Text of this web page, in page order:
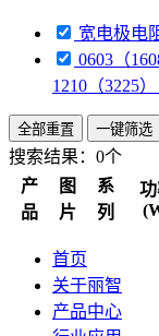
宽电极电
0603（
1210（3225
全部重置 一键筛选
搜索结果： 0个
产
品
图
片
系
列
首页
关于丽智
产品中心